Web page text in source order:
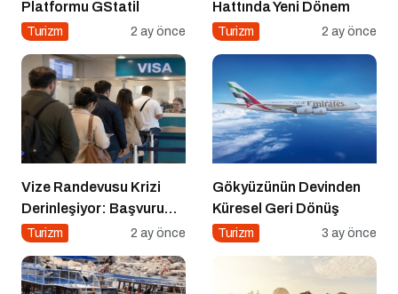
Platformu GStatil
Turizm 2 ay önce
Hattında Yeni Dönem
Turizm 2 ay önce
Vize Randevusu Krizi
Derinleşiyor: Başvuru
Süreçlerinde Rekor
Turizm 2 ay önce
Gökyüzünün Devinden
Küresel Geri Dönüş
Turizm 3 ay önce